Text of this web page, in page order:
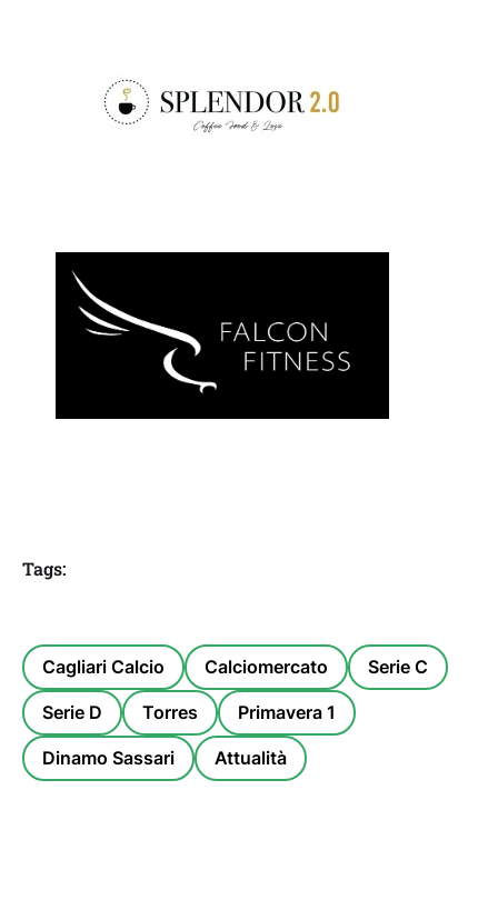
Tags:
Cagliari Calcio Calciomercato Serie C
Serie D Torres Primavera 1
Dinamo Sassari Attualità